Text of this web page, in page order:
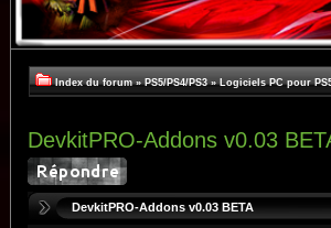
Index du forum » PS5/PS4/PS3 » Logiciels PC pour
DevkitPRO-Addons v0.03
DevkitPRO-Addons v0.03 BETA